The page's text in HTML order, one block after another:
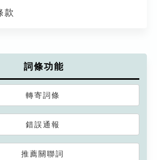
款
詞條功能
轉寄詞條
錯誤通報
推薦關聯詞